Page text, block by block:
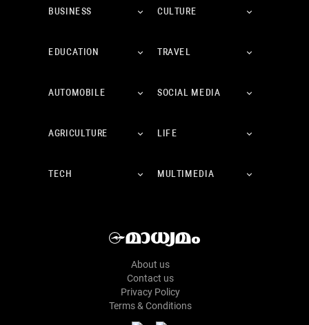
BUSINESS CULTURE
EDUCATION TRAVEL
AUTOMOBILE SOCIAL MEDIA
AGRICULTURE LIFE
TECH MULTIMEDIA
About us
Contact us
Privacy Policy
Terms & Conditions